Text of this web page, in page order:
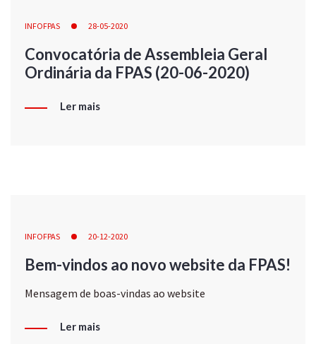
INFOFPAS 28-05-2020
Convocatória de Assembleia Geral
Ordinária da FPAS (20-06-2020)
Ler mais
INFOFPAS 20-12-2020
Bem-vindos ao novo website da FPAS!
Mensagem de boas-vindas ao website
Ler mais